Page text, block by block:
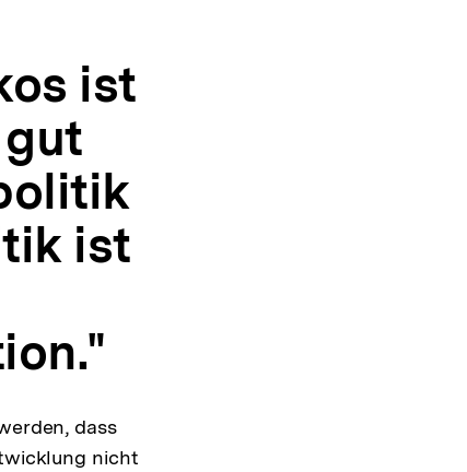
ist
ist
dass
nicht